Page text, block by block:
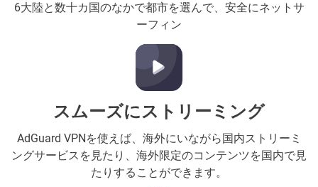
6大陸と数十カ国のなかで都市を選んで、安全にネットサ
ーフィン
スムーズにストリーミング
AdGuard VPNを使えば、海外にいながら国内ストリーミ
ングサービスを見たり、海外限定のコンテンツを国内で見
たりすることができます。